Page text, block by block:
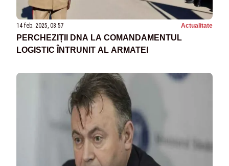
14 feb. 2025, 08:57 Actualitate
PERCHEZIȚII DNA LA COMANDAMENTUL
LOGISTIC ÎNTRUNIT AL ARMATEI